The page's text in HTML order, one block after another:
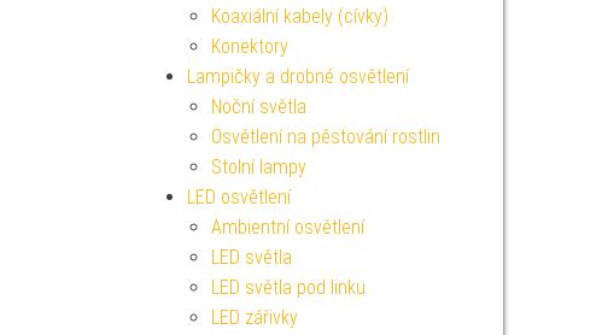
Koaxiální kabely (cívky)
Konektory
Lampičky a drobné osvětlení
Noční světla
Osvětlení na pěstování rostlin
Stolní lampy
LED osvětlení
Ambientní osvětlení
LED světla
LED světla pod linku
LED zářivky